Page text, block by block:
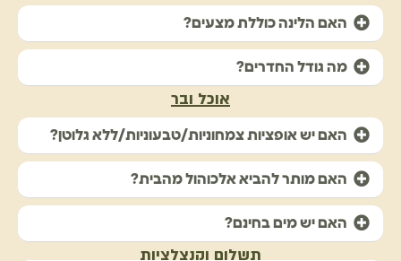
האם הלינה כוללת מצעים?
מה גודל החדרים?
אוכל ובר
האם יש אופציות צמחוניות/טבעוניות/ללא גלוטן?
האם מותר להביא אלכוהול מהבית?
האם יש מים בחינם?
תשלום וקנצלציות